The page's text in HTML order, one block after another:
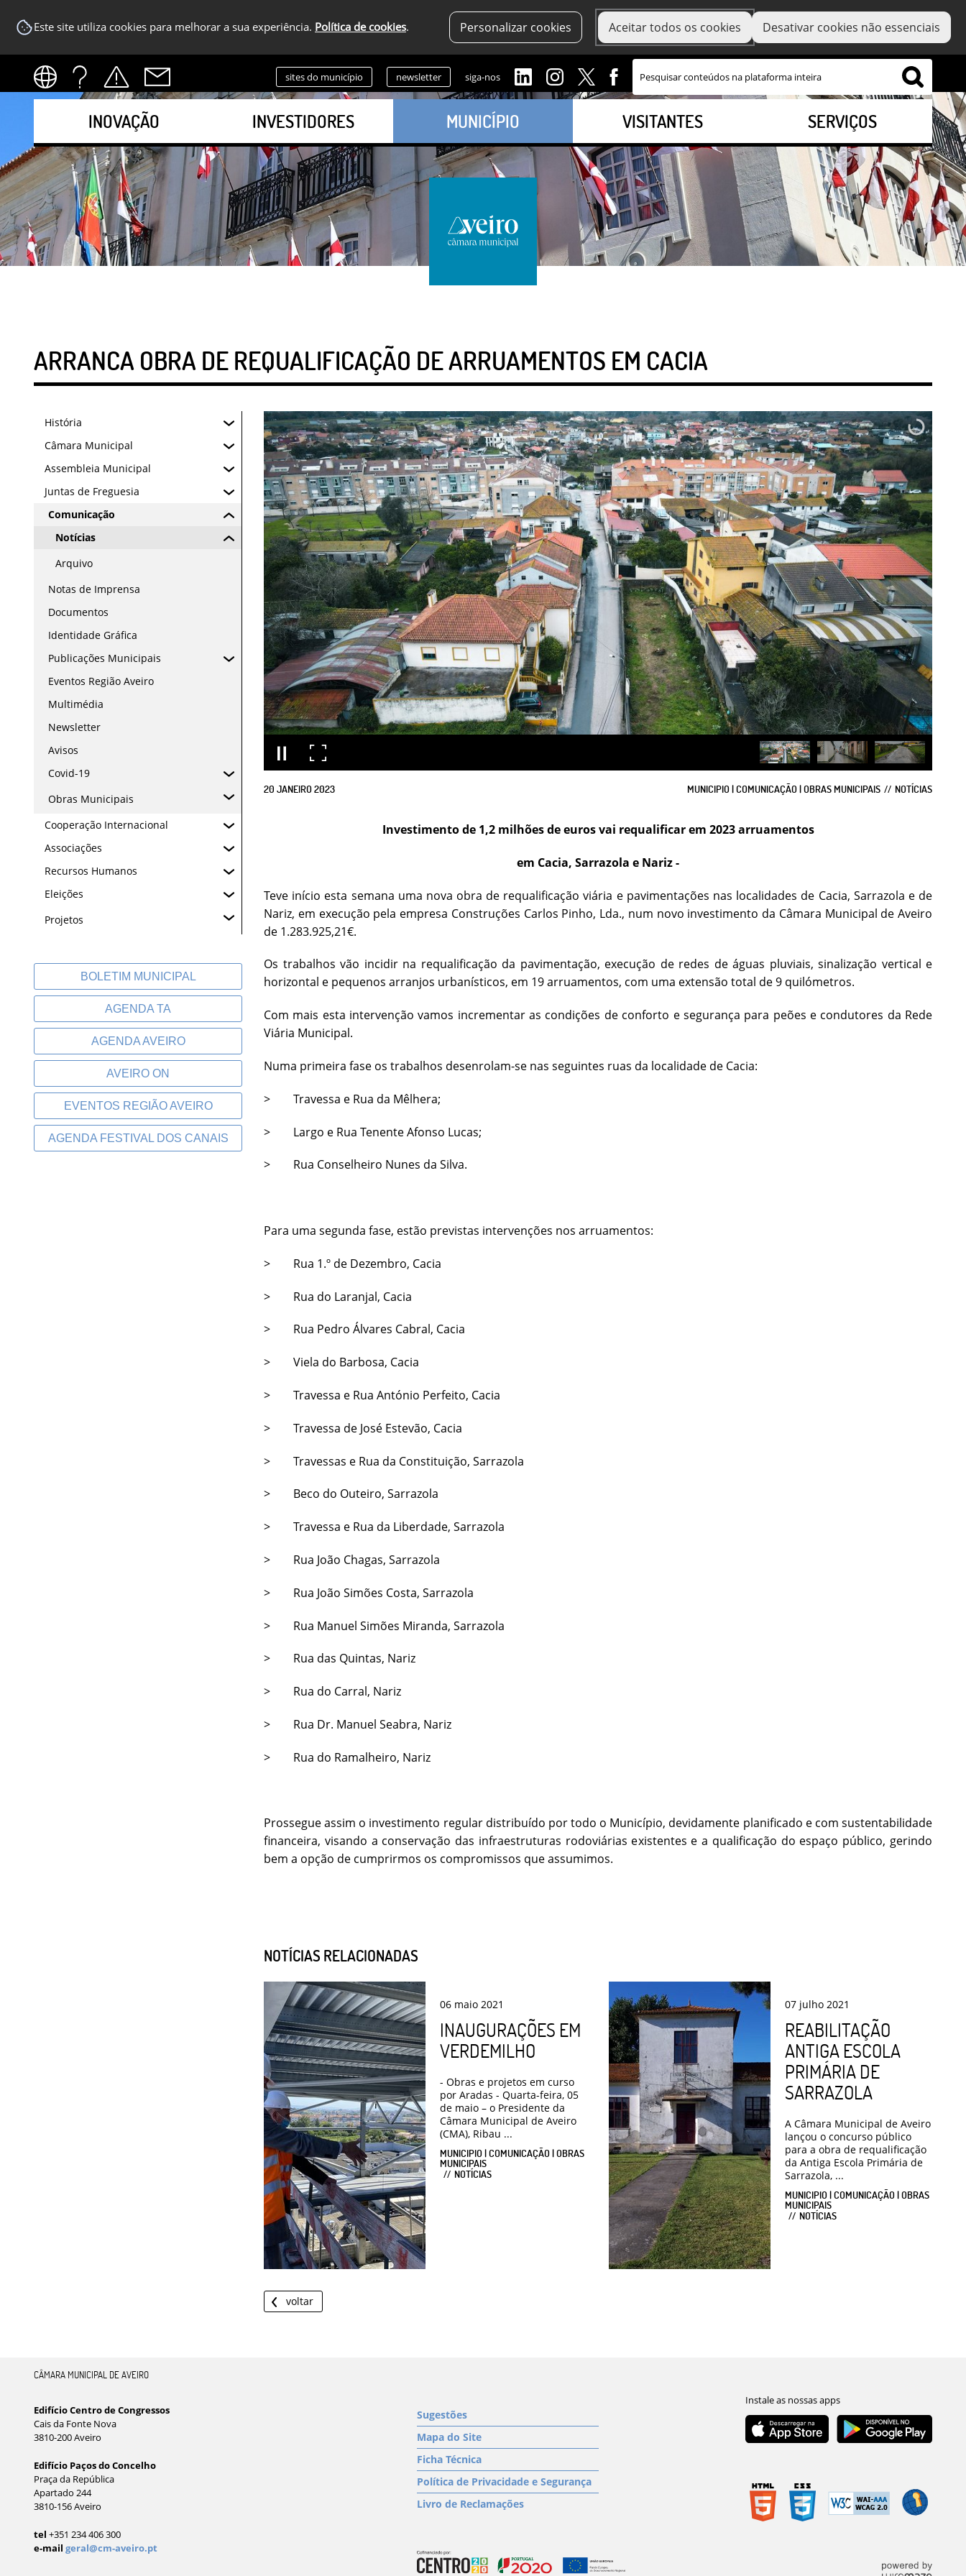
Este site utiliza cookies para melhorar a sua experiência. Política de cookies. Personalizar cookies Aceitar todos os cookies Desativar cookies não essenciais
sites do município newsletter siga-nos
INOVAÇÃO INVESTIDORES MUNICÍPIO VISITANTES SERVIÇOS
ARRANCA OBRA DE REQUALIFICAÇÃO DE ARRUAMENTOS EM CACIA
História
Câmara Municipal
Assembleia Municipal
Juntas de Freguesia
Comunicação
Notícias
Arquivo
Notas de Imprensa
Documentos
Identidade Gráfica
Publicações Municipais
Eventos Região Aveiro
Multimédia
Newsletter
Avisos
Covid-19
Obras Municipais
Cooperação Internacional
Associações
Recursos Humanos
Eleições
Projetos
BOLETIM MUNICIPAL
AGENDA TA
AGENDA AVEIRO
AVEIRO ON
EVENTOS REGIÃO AVEIRO
AGENDA FESTIVAL DOS CANAIS
20 JANEIRO2023 MUNICIPIO | COMUNICAÇÃO | OBRAS MUNICIPAIS NOTÍCIAS
Investimento de 1,2 milhões de euros vai requalificar em 2023 arruamentos
em Cacia, Sarrazola e Nariz-
Teve início esta semana uma nova obra de requalificação viária e pavimentações nas localidades de Cacia, Sarrazola e de
Nariz, em execução pela empresa Construções Carlos Pinho, Lda., num novo investimento da Câmara Municipal de Aveiro
de 1.283.925,21€.
Os trabalhos vão incidir na requalificação da pavimentação, execução de redes de águas pluviais, sinalização vertical e
horizontal e pequenos arranjos urbanísticos, em 19 arruamentos, com uma extensão total de 9 quilómetros.
Com mais esta intervenção vamos incrementar as condições de conforto e segurança para peões e condutores da Rede
Viária Municipal.
Numa primeira fase os trabalhos desenrolam-se nas seguintes ruas da localidade de Cacia:
> Travessa e Rua da Mêlhera;
> Largo e Rua Tenente Afonso Lucas;
> Rua Conselheiro Nunes da Silva.
Para uma segunda fase, estão previstas intervenções nos arruamentos:
> Rua 1.º de Dezembro, Cacia
> Rua do Laranjal, Cacia
> Rua Pedro Álvares Cabral, Cacia
> Viela do Barbosa, Cacia
> Travessa e Rua António Perfeito, Cacia
> Travessa de José Estevão, Cacia
> Travessas e Rua da Constituição, Sarrazola
> Beco do Outeiro, Sarrazola
> Travessa e Rua da Liberdade, Sarrazola
> Rua João Chagas, Sarrazola
> Rua João Simões Costa, Sarrazola
> Rua Manuel Simões Miranda, Sarrazola
> Rua das Quintas, Nariz
> Rua do Carral, Nariz
> Rua Dr. Manuel Seabra, Nariz
> Rua do Ramalheiro, Nariz
Prossegue assim o investimento regular distribuído por todo o Município, devidamente planificado e com sustentabilidade
financeira, visando a conservação das infraestruturas rodoviárias existentes e a qualificação do espaço público, gerindo
bem a opção de cumprirmos os compromissos que assumimos.
NOTÍCIAS RELACIONADAS
06 maio 2021
INAUGURAÇÕES EM
VERDEMILHO
- Obras e projetos em curso
por Aradas - Quarta-feira, 05
de maio – o Presidente da
Câmara Municipal de Aveiro
(CMA), Ribau ...
MUNICIPIO | COMUNICAÇÃO | OBRAS
MUNICIPAIS
NOTÍCIAS
07 julho 2021
REABILITAÇÃO
ANTIGA ESCOLA
PRIMÁRIA DE
SARRAZOLA
A Câmara Municipal de Aveiro
lançou o concurso público
para a obra de requalificação
da Antiga Escola Primária de
Sarrazola, ...
MUNICIPIO | COMUNICAÇÃO | OBRAS
MUNICIPAIS
NOTÍCIAS
voltar
CÂMARA MUNICIPAL DE AVEIRO
Edifício Centro de Congressos
Cais da Fonte Nova
3810-200 Aveiro
Edifício Paços do Concelho
Praça da República
Apartado 244
3810-156 Aveiro
tel +351 234 406 300
e-mail geral@cm-aveiro.pt
Sugestões
Mapa do Site
Ficha Técnica
Política de Privacidade e Segurança
Livro de Reclamações